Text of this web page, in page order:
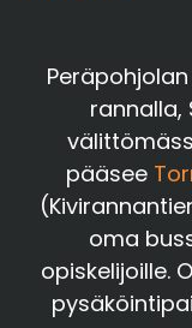
rannalla,
pääsee
oma
opiskelijoille.